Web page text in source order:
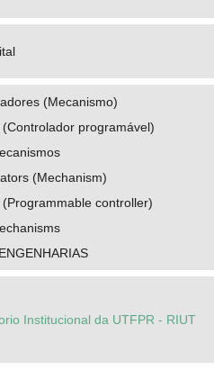
(Mecanismo)
programável)
(Mechanism)
controller)
Institucional da UTFPR - RIUT